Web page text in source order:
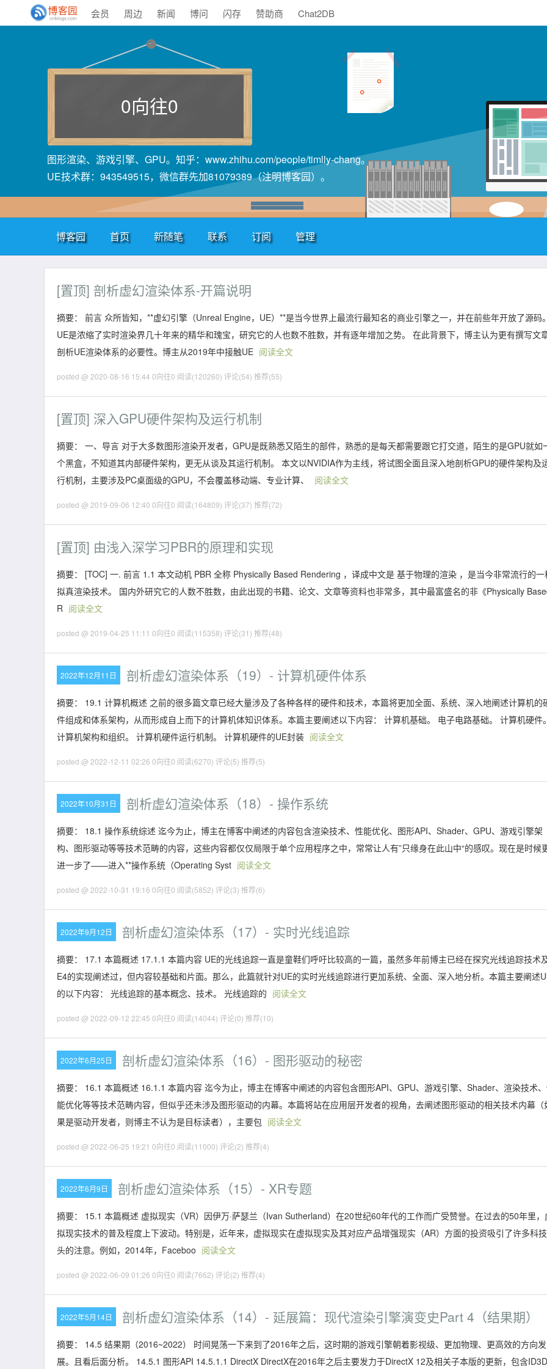
会员 周边 新闻 博问 闪存 赞助商 Chat2DB
0向往0
图形渲染、游戏引擎、GPU。知乎：www.zhihu.com/people/timlly-chang。
UE技术群：943549515，微信群先加81079389（注明博客园）。
博客园 首页 新随笔 联系 订阅 管理
[置顶] 剖析虚幻渲染体系-开篇说明
摘要： 前言 众所皆知，**虚幻引擎（Unreal Engine，UE）**是当今世界上最流行最知名的商业引擎之一，并在前些年开放了源码。
UE是浓缩了实时渲染界几十年来的精华和瑰宝，研究它的人也数不胜数，并有逐年增加之势。 在此背景下，博主认为更有撰写文
剖析UE渲染体系的必要性。博主从2019年中接触UE 阅读全文
posted @ 2020-08-16 15:44 0向往0 阅读(120260) 评论(54) 推荐(55)
[置顶] 深入GPU硬件架构及运行机制
摘要： 一、导言 对于大多数图形渲染开发者，GPU是既熟悉又陌生的部件，熟悉的是每天都需要跟它打交道，陌生的是GPU就如
个黑盒，不知道其内部硬件架构，更无从谈及其运行机制。 本文以NVIDIA作为主线，将试图全面且深入地剖析GPU的硬件架构及
行机制，主要涉及PC桌面级的GPU，不会覆盖移动端、专业计算、
阅读全文
posted @ 2019-09-06 12:40 0向往0 阅读(164809) 评论(37) 推荐(72)
[置顶] 由浅入深学习PBR的原理和实现
摘要： [TOC] 一. 前言 1.1 本文动机 PBR 全称 Physically Based Rendering ，译成中文是 基于物理的渲染 ，是当今非常流行的一
拟真渲染技术。 国内外研究它的人数不胜数，由此出现的书籍、论文、文章等资料也非常多，其中最富盛名的非《Physically
R 阅读全文
posted @ 2019-04-25 11:11 0向往0 阅读(115358) 评论(31) 推荐(48)
2022年12月11日 剖析虚幻渲染体系（19）- 计算机硬件体系
摘要： 19.1 计算机概述 之前的很多篇文章已经大量涉及了各种各样的硬件和技术，本篇将更加全面、系统、深入地阐述计算机的
件组成和体系架构，从而形成自上而下的计算机体知识体系。本篇主要阐述以下内容： 计算机基础。 电子电路基础。 计算机硬件。
计算机架构和组织。 计算机硬件运行机制。 计算机硬件的UE封装 阅读全文
posted @ 2022-12-11 02:26 0向往0 阅读(6270) 评论(5) 推荐(5)
2022年10月31日 剖析虚幻渲染体系（18）- 操作系统
摘要： 18.1 操作系统综述 迄今为止，博主在博客中阐述的内容包含渲染技术、性能优化、图形API、Shader、GPU、游戏引擎架
构、图形驱动等等技术范畴的内容，这些内容都仅仅局限于单个应用程序之中，常常让人有”只缘身在此山中“的感叹。现在是时候
进一步了——进入**操作系统（Operating Syst 阅读全文
posted @ 2022-10-31 19:16 0向往0 阅读(5852) 评论(3) 推荐(6)
2022年9月12日 剖析虚幻渲染体系（17）- 实时光线追踪
摘要： 17.1 本篇概述 17.1.1 本篇内容 UE的光线追踪一直是童鞋们呼吁比较高的一篇，虽然多年前博主已经在探究光线追踪技术
E4的实现阐述过，但内容较基础和片面。那么，此篇就针对UE的实时光线追踪进行更加系统、全面、深入地分析。本篇主要阐述
的以下内容： 光线追踪的基本概念、技术。 光线追踪的 阅读全文
posted @ 2022-09-12 22:45 0向往0 阅读(14044) 评论(0) 推荐(10)
2022年6月25日 剖析虚幻渲染体系（16）- 图形驱动的秘密
摘要： 16.1 本篇概述 16.1.1 本篇内容 迄今为止，博主在博客中阐述的内容包含图形API、GPU、游戏引擎、Shader、渲染技术
能优化等等技术范畴内容，但似乎还未涉及图形驱动的内幕。本篇将站在应用层开发者的视角，去阐述图形驱动的相关技术内幕（
果是驱动开发者，则博主不认为是目标读者），主要包 阅读全文
posted @ 2022-06-25 19:21 0向往0 阅读(11000) 评论(2) 推荐(4)
2022年6月9日 剖析虚幻渲染体系（15）- XR专题
摘要： 15.1 本篇概述 虚拟现实（VR）因伊万·萨瑟兰（Ivan Sutherland）在20世纪60年代的工作而广受赞誉。在过去的50年里，
拟现实技术的普及程度上下波动。特别是，近年来，虚拟现实在虚拟现实及其对应产品增强现实（AR）方面的投资吸引了许多科
头的注意。例如，2014年，Faceboo 阅读全文
posted @ 2022-06-09 01:26 0向往0 阅读(7662) 评论(2) 推荐(4)
2022年5月14日 剖析虚幻渲染体系（14）- 延展篇：现代渲染引擎演变史Part 4（结果期）
摘要： 14.5 结果期（2016~2022） 时间晃荡一下来到了2016年之后，这时期的游戏引擎朝着影视级、更加物理、更高效的方向发
展。且看后面分析。 14.5.1 图形API 14.5.1.1 DirectX DirectX在2016年之后主要发力于DirectX 12及相关子本版的更新，包含